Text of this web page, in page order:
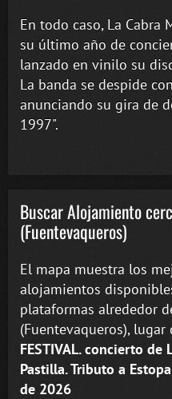
En todo caso, La Cabra
su último año de
lanzado en vinilo su
La banda se despide
anunciando su gira de
1997".
Buscar Alojamiento
(Fuentevaqueros)
El mapa muestra los
alojamientos
plataformas alrededor
(Fuentevaqueros), lugar
FESTIVAL. concierto de
Pastilla. Tributo a Estopa
de 2026